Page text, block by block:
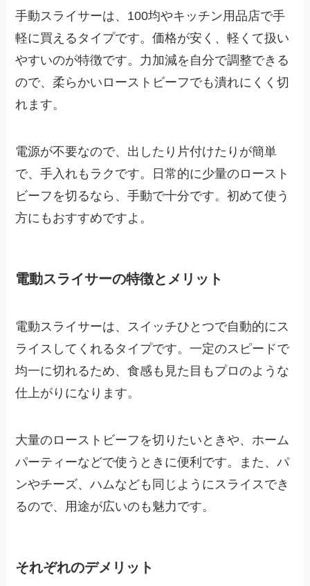
手動スライサーは、100均やキッチン用品店で手
軽に買えるタイプです。価格が安く、軽くて扱い
やすいのが特徴です。力加減を自分で調整できる
ので、柔らかいローストビーフでも潰れにくく切
れます。
電源が不要なので、出したり片付けたりが簡単
で、手入れもラクです。日常的に少量のロースト
ビーフを切るなら、手動で十分です。初めて使う
方にもおすすめですよ。
電動スライサーの特徴とメリット
電動スライサーは、スイッチひとつで自動的にス
ライスしてくれるタイプです。一定のスピードで
均一に切れるため、食感も見た目もプロのような
仕上がりになります。
大量のローストビーフを切りたいときや、ホーム
パーティーなどで使うときに便利です。また、パ
ンやチーズ、ハムなども同じようにスライスでき
るので、用途が広いのも魅力です。
それぞれのデメリット